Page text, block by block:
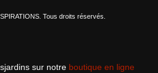
Tous droits réservés.
sur notre boutique en ligne